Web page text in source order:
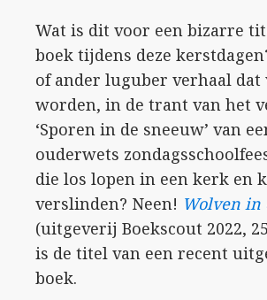
Wat is dit voor een bizarre
boek tijdens deze
of ander luguber verhaal dat
worden, in de trant van het
‘Sporen in de sneeuw’ van
ouderwets
die los lopen in een kerk en
verslinden? Neen! Wolven in
(uitgeverij Boekscout 2022,
is de titel van een recent
boek.